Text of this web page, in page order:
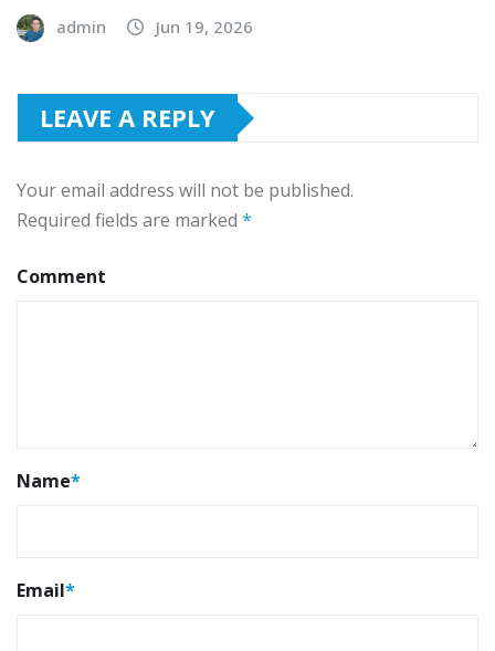
admin Jun 19, 2026
LEAVE A REPLY
Your email address will not be published.
Required fields are marked *
Comment
Name*
Email*